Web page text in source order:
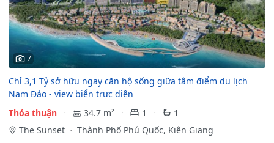
7
Chỉ 3,1 Tỷ sở hữu ngay căn hộ sống giữa tâm điểm du lịch
Nam Đảo - view biển trực diện
Thỏa thuận
34.7 m² 1
1
The Sunset
Thành Phố Phú Quốc, Kiên Giang